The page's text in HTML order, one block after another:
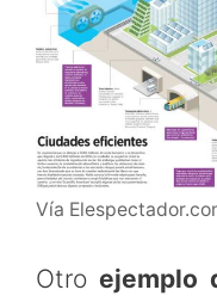
Vía
Otroejemplo